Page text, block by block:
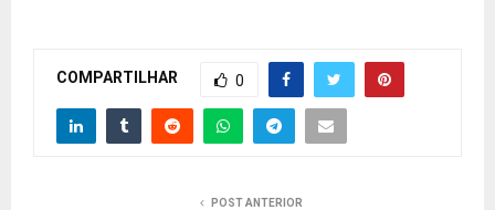
COMPARTILHAR 0
POST ANTERIOR